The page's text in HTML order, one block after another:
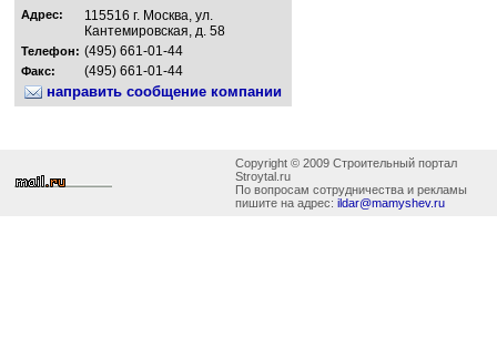
Адрес:
115516 г. Москва, ул.
Кантемировская, д. 58
Телефон: (495) 661-01-44
Факс: (495) 661-01-44
направить сообщение компании
Copyright © 2009 Строительный портал
Stroytal.ru
По вопросам сотрудничества и рекламы
пишите на адрес: ildar@mamyshev.ru